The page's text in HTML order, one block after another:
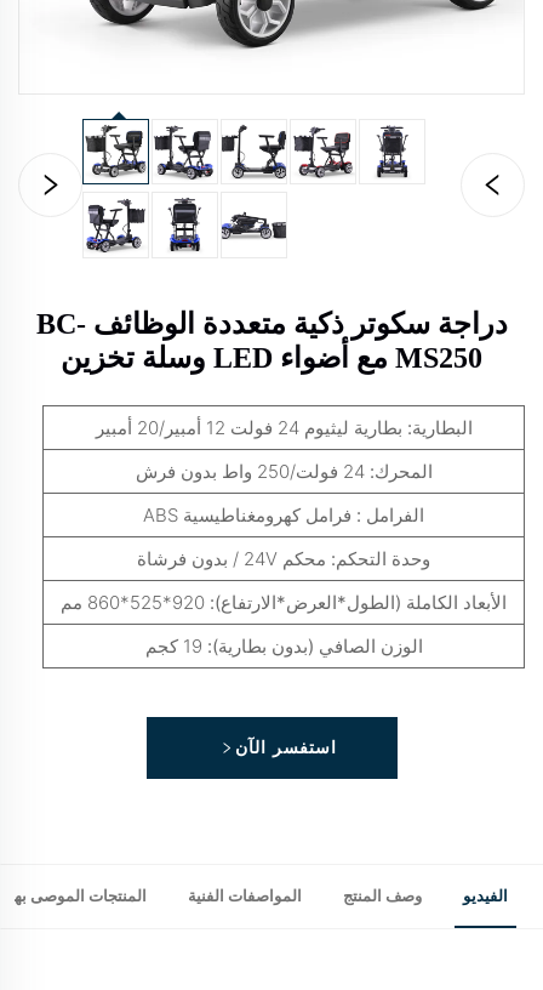
دراجة سكوتر ذكية متعددة الوظائف BC-
MS250 مع أضواء LED وسلة تخزين
البطارية: بطارية ليثيوم 24 فولت 12 أمبير/20 أمبير
المحرك:24 فولت/250 واط بدون فرش
الفرامل : فرامل كهرومغناطيسية ABS
وحدة التحكم: محكم 24V / بدون فرشاة
الأبعاد الكاملة (الطول*العرض*الارتفاع): 920*525*860 مم
الوزن الصافي (بدون بطارية): 19 كجم
استفسر الآن
الفيديو وصف المنتج المواصفات الفنية المنتجات الموصى بها